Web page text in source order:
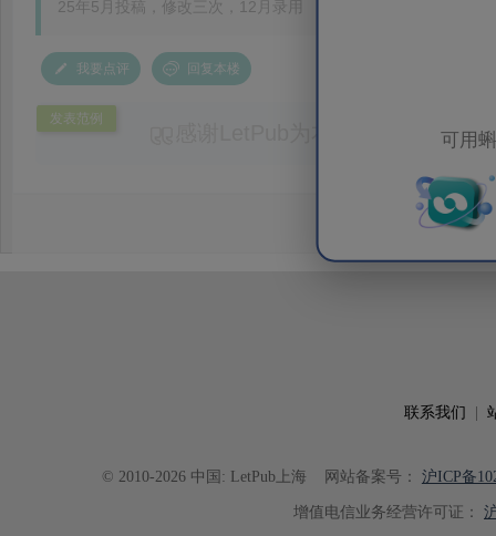
可用
25年5月投稿，修改三次，12月录用
我要点评 回复本楼
发表范例
感谢LetPub为本论文提供专业
效应及界面电荷传输等研究内容，
论述逻辑进行了系统梳理，使研究
析及机理讨论之间的关系更加清晰
联系我们
© 2010-2026 中国: LetPub上海 网站备案号： 沪ICP备
增值电信业务经营许可证：